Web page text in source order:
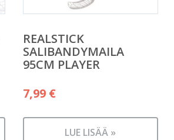
REALSTICK
SALIBANDYMAILA
95CM PLAYER
7,99 €
LUE LISÄÄ »